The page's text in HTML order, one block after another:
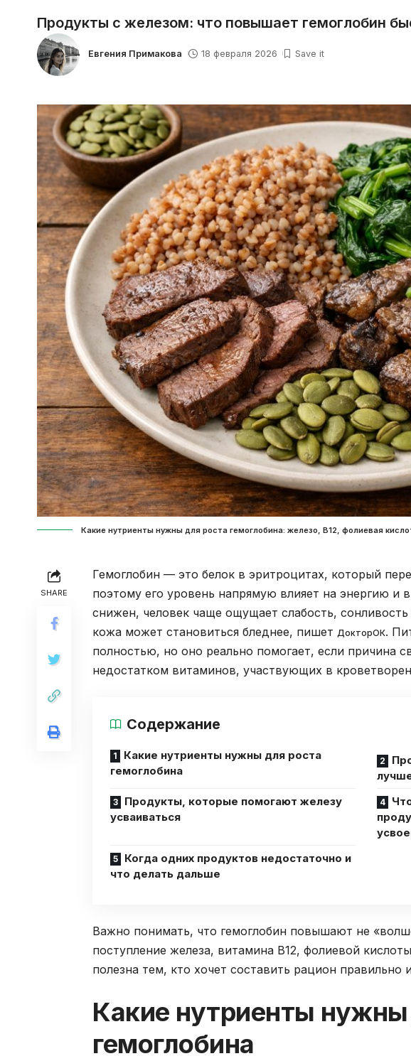
Продукты с железом: что повышает гемоглобин
Евгения Примакова 18 февраля 2026
Какие нутриенты нужны для роста гемоглобина: железо, B12, фолиевая
SHARE
Гемоглобин — это белок в эритроцитах, который
поэтому его уровень напрямую влияет на энергию и
снижен, человек чаще ощущает слабость,
кожа может становиться бледнее, пишет ДокторОК.
полностью, но оно реально помогает, если причина
недостатком витаминов, участвующих в
Содержание
Какие нутриенты нужны для роста
гемоглобина
Продукты, которые помогают железу
усваиваться
Когда одних продуктов недостаточно и
что делать дальше
Важно понимать, что гемоглобин повышают не
поступление железа, витамина B12, фолиевой
полезна тем, кто хочет составить рацион правильно
Какие нутриенты нужны
гемоглобина